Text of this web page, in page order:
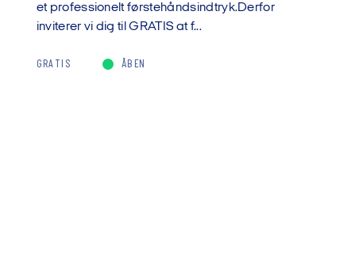
et professionelt førstehåndsindtryk.Derfor
inviterer vi dig til GRATIS at f...
GRATIS ÅBEN